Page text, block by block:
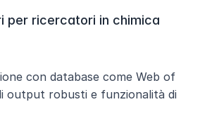
per ricercatori in chimica
con database come Web of
output robusti e funzionalità di